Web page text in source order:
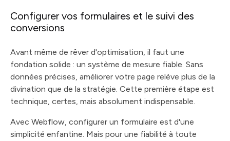
Configurer vos formulaires et le suivi des
conversions
Avant même de rêver d'optimisation, il faut une
fondation solide : un système de mesure fiable. Sans
données précises, améliorer votre page relève plus de la
divination que de la stratégie. Cette première étape est
technique, certes, mais absolument indispensable.
Avec Webflow, configurer un formulaire est d'une
simplicité enfantine. Mais pour une fiabilité à toute